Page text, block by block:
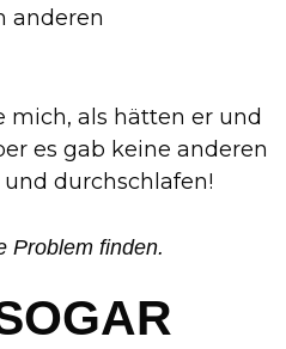
anderen
mich, als hätten er und
es gab keine anderen
durchschlafen!
Problem finden.